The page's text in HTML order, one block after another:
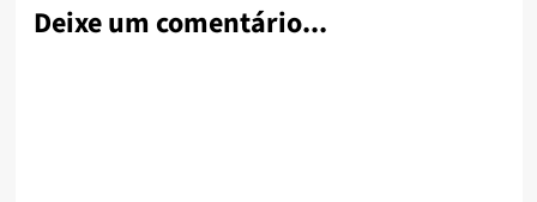
Deixe um comentário...